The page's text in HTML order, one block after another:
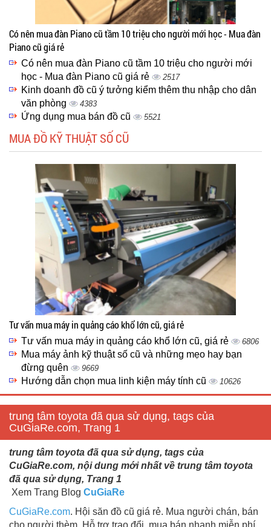
Có nên mua đàn Piano cũ tầm 10 triệu cho người mới học - Mua đàn
Piano cũ giá rẻ
Có nên mua đàn Piano cũ tầm 10 triệu cho người mới
học - Mua đàn Piano cũ giá rẻ
2517
Kinh doanh đồ cũ ý tưởng kiểm thêm thu nhập cho dân
văn phòng
4383
Ứng dụng mua bán đồ cũ 5521
MUA ĐỒ KỸ THUẬT SỐ CŨ
Tư vấn mua máy in quảng cáo khổ lớn cũ, giá rẻ
Tư vấn mua máy in quảng cáo khổ lớn cũ, giá rẻ 6806
Mua máy ảnh kỹ thuật số cũ và những mẹo hay bạn
đừng quên
9669
Hướng dẫn chọn mua linh kiện máy tính cũ 10626
trung tâm toyota đã qua sử dụng, tags của
CuGiaRe.com, Trang 1
trung tâm toyota đã qua sử dụng, tags của
CuGiaRe.com, nội dung mới nhất về trung tâm toyota
đã qua sử dụng, Trang 1
Xem Trang Blog CuGiaRe
CuGiaRe.com. Hội săn đồ cũ giá rẻ. Mua người chán, bán
cho người thèm. Hỗ trợ trao đổi, mua bán nhanh miễn phí.